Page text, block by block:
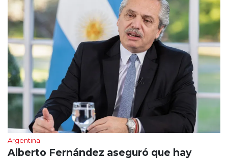
Argentina
Alberto Fernández aseguró que hay